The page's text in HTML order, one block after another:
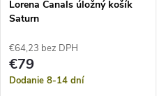
Lorena Canals úložný košík
Saturn
€64,23 bez DPH
€79
Dodanie 8-14 dní